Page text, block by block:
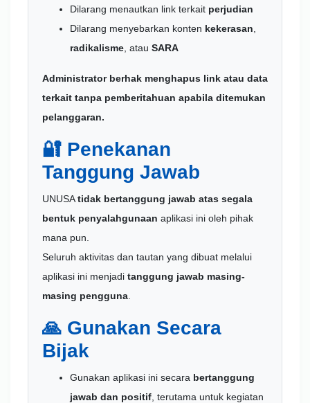
Dilarang menautkan link terkait perjudian
Dilarang menyebarkan konten kekerasan
radikalisme , atau SARA
Administrator berhak menghapus link atau data
terkait tanpa pemberitahuan apabila ditemukan
pelanggaran.
🔐 Penekanan
Tanggung Jawab
UNUSAtidak bertanggung jawab atas segala
bentuk penyalahgunaan aplikasi ini oleh pihak
mana pun.
Seluruh aktivitas dan tautan yang dibuat melalui
aplikasi ini menjadi tanggung jawab masing-
masing pengguna
🙏 Gunakan Secara
Bijak
Gunakan aplikasi ini secara bertanggung
jawab dan positif , terutama untuk kegiatan